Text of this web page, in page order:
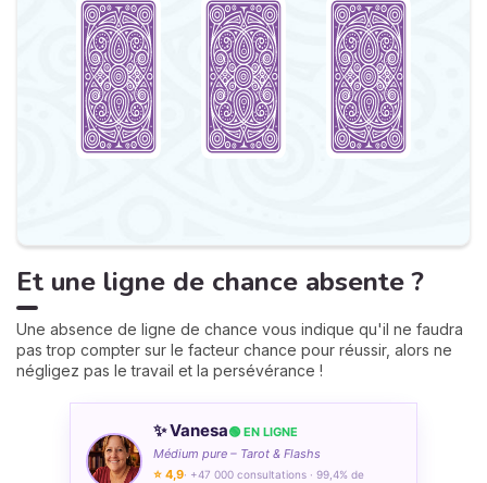
Et une ligne de chance absente ?
Une absence de ligne de chance vous indique qu'il ne faudra
pas trop compter sur le facteur chance pour réussir, alors ne
négligez pas le travail et la persévérance !
✨ Vanesa🟢 EN LIGNE
Médium pure – Tarot & Flashs
⭐ 4,9· +47 000 consultations · 99,4% de